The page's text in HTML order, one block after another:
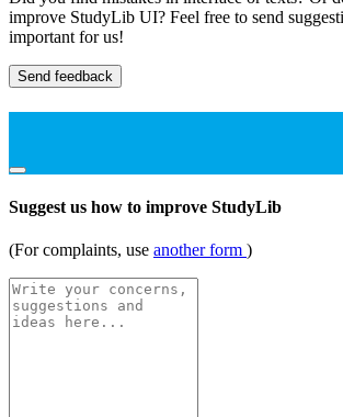
improve StudyLib UI? Feel free to send
important for us!
Send feedback
Suggest us how to improve StudyLib
(For complaints, use another form )